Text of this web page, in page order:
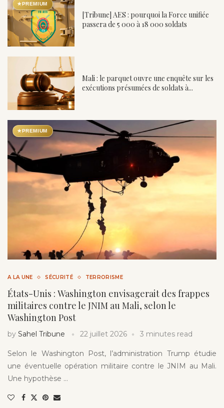
★PREMIUM
[Tribune] AES : pourquoi la Force unifiée
passera de 5 000 à 18 000 soldats
Mali : le parquet ouvre une enquête sur les
exécutions présumées de soldats à...
★PREMIUM
A LA UNE SÉCURITÉ TERRORISME
États-Unis : Washington envisagerait des frappes
militaires contre le JNIM au Mali, selon le
Washington Post
by Sahel Tribune 22 juillet 2026 3 minutes read
Selon le Washington Post, l’administration Trump étudie
une éventuelle opération militaire contre le JNIM au Mali.
Une hypothèse …